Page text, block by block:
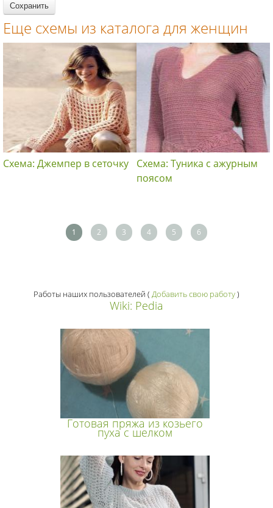
Еще схемы из каталога для женщин
Схема: Джемпер в сеточку
Схема: Туника с ажурным
поясом
1 2 3 4 5 6
Работы наших пользователей ( Добавить свою работу)
Wiki: Pedia
Готовая пряжа из козьего
пуха с шелком